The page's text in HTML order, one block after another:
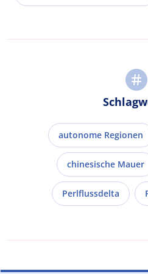
autonome Regionen
chinesische Mauer
Perlflussdelta